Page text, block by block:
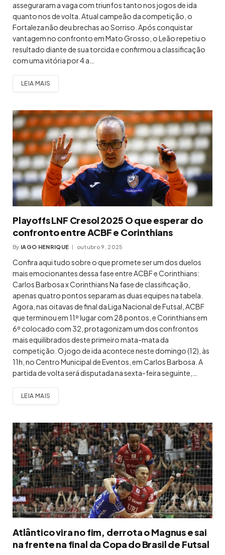
asseguraram a vaga com triunfos tanto nos jogos de ida
quanto nos de volta. Atual campeão da competição, o
Fortaleza não deu brechas ao Sorriso. Após conquistar
vantagem no confronto em Mato Grosso, o Leão repetiu o
resultado diante de sua torcida e confirmou a classificação
com uma vitória por 4 a…
LEIA MAIS
Playoffs LNF Cresol 2025 O que esperar do
confronto entre ACBF e Corinthians
By IAGO HENRIQUE outubro 9, 2025
Confira aqui tudo sobre o que promete ser um dos duelos
mais emocionantes dessa fase entre ACBF e Corinthians:
Carlos Barbosa x Corinthians Na fase de classificação,
apenas quatro pontos separam as duas equipes na tabela.
Agora, nas oitavas de final da Liga Nacional de Futsal, ACBF
que terminou em 11º lugar com 28 pontos, e Corinthians em
6º colocado com 32, protagonizam um dos confrontos
mais equilibrados deste primeiro mata-mata da
competição. O jogo de ida acontece neste domingo (12), às
11h, no Centro Municipal de Eventos, em Carlos Barbosa. A
partida de volta será disputada na sexta-feira seguinte,…
LEIA MAIS
Atlântico vira no fim, derrota o Magnus e sai
na frente na final da Copa do Brasil de Futsal